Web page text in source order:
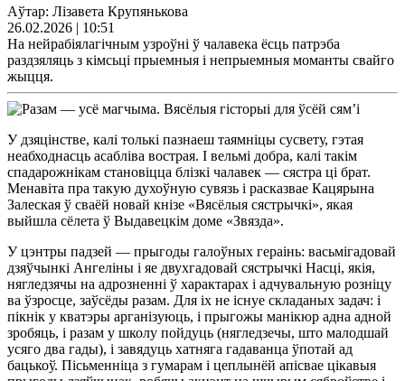
Аўтар: Лізавета Крупянькова
26.02.2026 | 10:51
На нейрабіялагічным узроўні ў чалавека ёсць патрэба
раздзяляць з кімсьці прыемныя і непрыемныя моманты свайго
жыцця.
У дзяцінстве, калі толькі пазнаеш таямніцы сусвету, гэтая
неабходнасць асабліва вострая. І вельмі добра, калі такім
спадарожнікам становіцца блізкі чалавек — сястра ці брат.
Менавіта пра такую духоўную сувязь і расказвае Кацярына
Залеская ў сваёй новай кнізе «Вясёлыя сястрычкі», якая
выйшла сёлета ў Выдавецкім доме «Звязда».
У цэнтры падзей — прыгоды галоўных гераінь: васьмігадовай
дзяўчынкі Ангеліны і яе двухгадовай сястрычкі Насці, якія,
нягледзячы на адрозненні ў характарах і адчувальную розніцу
ва ўзросце, заўсёды разам. Для іх не існуе складаных задач: і
пікнік у кватэры арганізуюць, і прыгожы манікюр адна адной
зробяць, і разам у школу пойдуць (нягледзечы, што малодшай
усяго два гады), і завядуць хатняга гадаванца ўпотай ад
бацькоў. Пісьменніца з гумарам і цеплынёй апісвае цікавыя